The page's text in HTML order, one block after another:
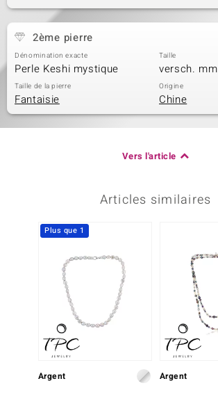
2ème pierre
Dénomination exacte
Perle Keshi mystique
Taille
versch. mm
Taille de la pierre
Fantaisie
Origine
Chine
Vers l'article
Articles similaires
Plus que 1
Argent Argent